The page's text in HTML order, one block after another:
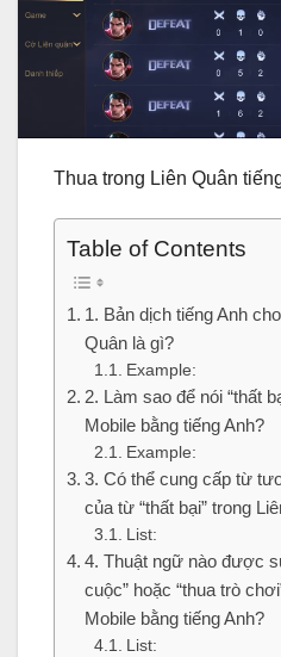
Thua trong Liên Quân
Table of Contents
1. Bản dịch tiếng Anh
Quân là gì?
Example:
2. Làm sao để nói “thất
Mobile bằng tiếng Anh?
Example:
3. Có thể cung cấp từ
của từ “thất bại” trong
List:
4. Thuật ngữ nào được
cuộc” hoặc “thua trò
Mobile bằng tiếng Anh?
List: